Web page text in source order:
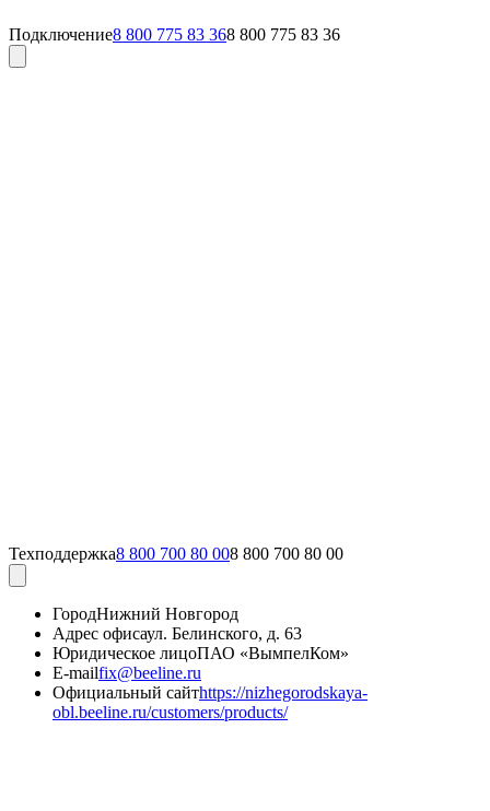
Подключение8 800 775 83 368 800 775 83 36
Техподдержка8 800 700 80 008 800 700 80 00
ГородНижний Новгород
Адрес офисаул. Белинского, д. 63
Юридическое лицоПАО «ВымпелКом»
E-mailfix@beeline.ru
Официальный сайтhttps://nizhegorodskaya-
obl.beeline.ru/customers/products/